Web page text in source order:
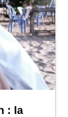
: la